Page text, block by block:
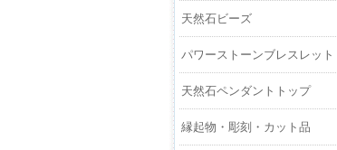
天然石ビーズ
パワーストーンブレスレット
天然石ペンダントトップ
縁起物・彫刻・カット品